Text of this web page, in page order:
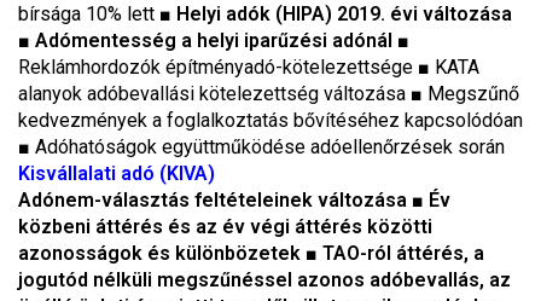
bírsága 10% lett ■ Helyi adók (HIPA) 2019. évi változása
■ Adómentesség a helyi iparűzési adónál ■
Reklámhordozók építményadó-kötelezettsége ■ KATA
alanyok adóbevallási kötelezettség változása ■ Megszűnő
kedvezmények a foglalkoztatás bővítéséhez kapcsolódóan
■ Adóhatóságok együttműködése adóellenőrzések során
Kisvállalati adó (KIVA)
Adónem-választás feltételeinek változása ■ Év
közbeni áttérés és az év végi áttérés közötti
azonosságok és különbözetek ■ TAO-ról áttérés, a
jogutód nélküli megszűnéssel azonos adóbevallás, az